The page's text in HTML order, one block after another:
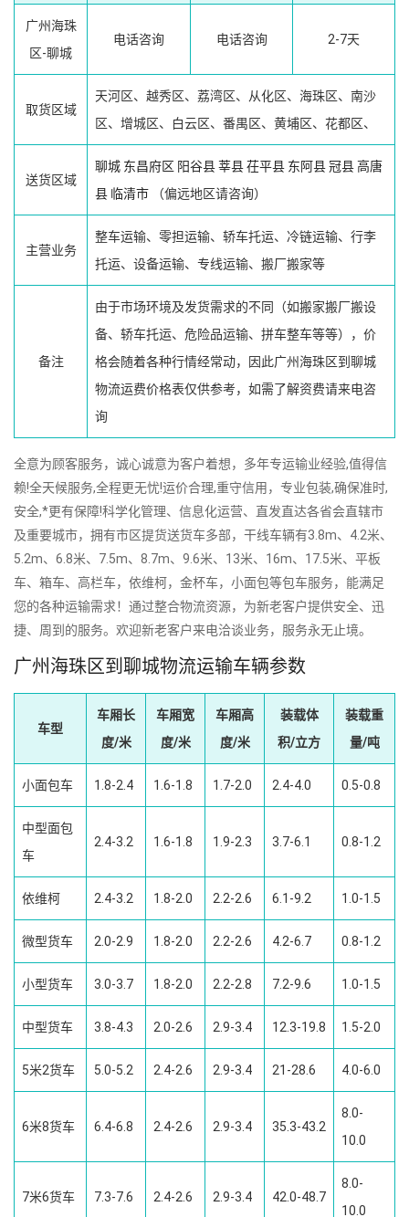
广州海珠
区-聊城
电话咨询 电话咨询 2-7天
取货区域
天河区、越秀区、荔湾区、从化区、海珠区、南沙
区、增城区、白云区、番禺区、黄埔区、花都区、
送货区域
聊城 东昌府区 阳谷县莘县茌平县 东阿县冠县高唐
县 临清市 （偏远地区请咨询）
主营业务
整车运输、零担运输、轿车托运、冷链运输、行李
托运、设备运输、专线运输、搬厂搬家等
备注
由于市场环境及发货需求的不同（如搬家搬厂搬设
备、轿车托运、危险品运输、拼车整车等等），价
格会随着各种行情经常动，因此广州海珠区到聊城
物流运费价格表仅供参考，如需了解资费请来电咨
询
全意为顾客服务，诚心诚意为客户着想，多年专运输业经验,值得信
赖!全天候服务,全程更无忧!运价合理,重守信用，专业包装,确保准时,
安全,*更有保障!科学化管理、信息化运营、直发直达各省会直辖市
及重要城市，拥有市区提货送货车多部，干线车辆有3.8m、4.2米、
5.2m、6.8米、7.5m、8.7m、9.6米、13米、16m、17.5米、平板
车、箱车、高栏车，依维柯，金杯车，小面包等包车服务，能满足
您的各种运输需求！通过整合物流资源，为新老客户提供安全、迅
捷、周到的服务。欢迎新老客户来电洽谈业务，服务永无止境。
广州海珠区到聊城物流运输车辆参数
车型
车厢长
度/米
车厢宽
度/米
车厢高
度/米
装载体
积/立方
装载重
量/吨
小面包车 1.8-2.4 1.6-1.8 1.7-2.0 2.4-4.0 0.5-0.8
中型面包
车
2.4-3.2 1.6-1.8 1.9-2.3 3.7-6.1 0.8-1.2
依维柯 2.4-3.2 1.8-2.0 2.2-2.6 6.1-9.2 1.0-1.5
微型货车 2.0-2.9 1.8-2.0 2.2-2.6 4.2-6.7 0.8-1.2
小型货车 3.0-3.7 1.8-2.0 2.2-2.8 7.2-9.6 1.0-1.5
中型货车 3.8-4.3 2.0-2.6 2.9-3.4 12.3-19.8 1.5-2.0
5米2货车 5.0-5.2 2.4-2.6 2.9-3.4 21-28.6 4.0-6.0
6米8货车 6.4-6.8 2.4-2.6 2.9-3.4 35.3-43.2
8.0-
10.0
7米6货车 7.3-7.6 2.4-2.6 2.9-3.4 42.0-48.7
8.0-
10.0